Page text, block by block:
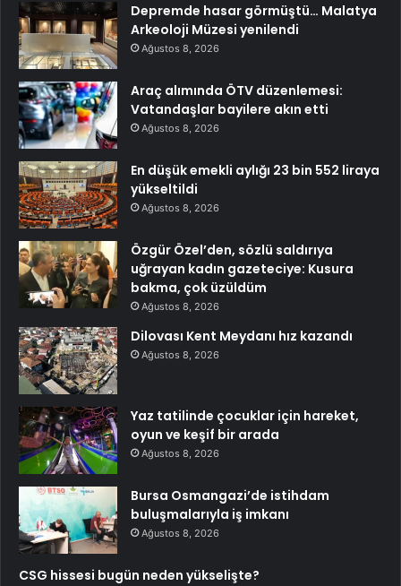
Depremde hasar görmüştü… Malatya
Arkeoloji Müzesi yenilendi
Ağustos 8, 2026
Araç alımında ÖTV düzenlemesi:
Vatandaşlar bayilere akın etti
Ağustos 8, 2026
En düşük emekli aylığı 23 bin 552 liraya
yükseltildi
Ağustos 8, 2026
Özgür Özel’den, sözlü saldırıya
uğrayan kadın gazeteciye: Kusura
bakma, çok üzüldüm
Ağustos 8, 2026
Dilovası Kent Meydanı hız kazandı
Ağustos 8, 2026
Yaz tatilinde çocuklar için hareket,
oyun ve keşif bir arada
Ağustos 8, 2026
Bursa Osmangazi’de istihdam
buluşmalarıyla iş imkanı
Ağustos 8, 2026
CSG hissesi bugün neden yükselişte?